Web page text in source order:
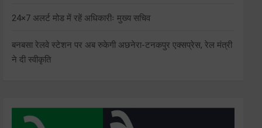
24×7 अलर्ट मोड में रहें अधिकारीः मुख्य सचिव
बनबसा रेलवे स्टेशन पर अब रुकेगी अछनेरा-टनकपुर एक्सप्रेस, रेल मंत्री
ने दी स्वीकृति